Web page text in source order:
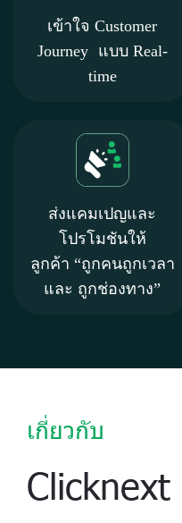
เข้าใจ Customer
Journey แบบ Real-
time
ส่งแคมเปญและ
โปรโมชันให้
ลูกค้า “ถูกคนถูกเวลา
และ ถูกช่องทาง”
เกี่ยวกับ
Clicknext